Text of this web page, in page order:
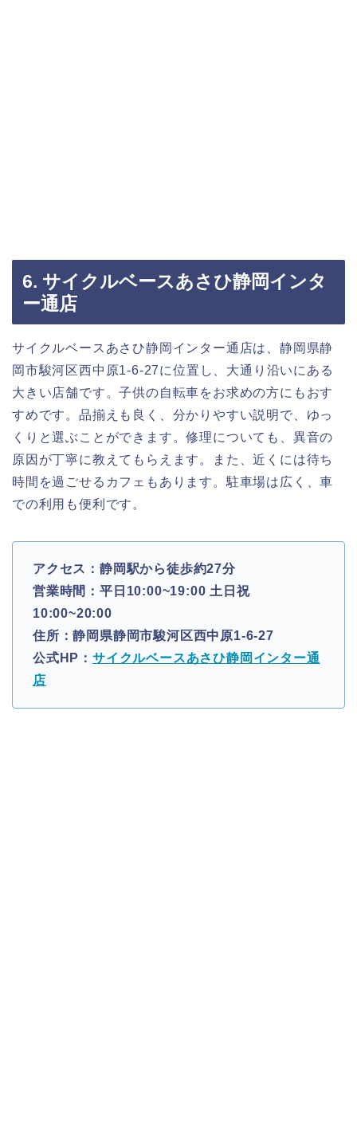
6. サイクルベースあさひ静岡インタ
ー通店
サイクルベースあさひ静岡インター通店は、静岡県静
岡市駿河区西中原1-6-27に位置し、大通り沿いにある
大きい店舗です。子供の自転車をお求めの方にもおす
すめです。品揃えも良く、分かりやすい説明で、ゆっ
くりと選ぶことができます。修理についても、異音の
原因が丁寧に教えてもらえます。また、近くには待ち
時間を過ごせるカフェもあります。駐車場は広く、車
での利用も便利です。
アクセス：静岡駅から徒歩約27分
営業時間：平日10:00~19:00 土日祝
10:00~20:00
住所：静岡県静岡市駿河区西中原1-6-27
公式HP： サイクルベースあさひ静岡インター通
店